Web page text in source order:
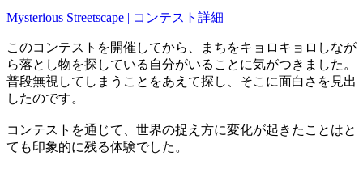
Mysterious Streetscape | コンテスト詳細
このコンテストを開催してから、まちをキョロキョロしなが
ら落とし物を探している自分がいることに気がつきました。
普段無視してしまうことをあえて探し、そこに面白さを見出
したのです。
コンテストを通じて、世界の捉え方に変化が起きたことはと
ても印象的に残る体験でした。